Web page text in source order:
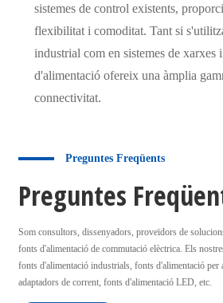
sistemes de control existents,
flexibilitat i comoditat. Tant si
industrial com en sistemes de xarxes
d'alimentació ofereix una àmplia
connectivitat.
Preguntes Freqüents
Preguntes
Som consultors, dissenyadors, proveïdors de
fonts d'alimentació de commutació elèctrica. Els
fonts d'alimentació industrials, fonts d'alimentació per
adaptadors de corrent, fonts d'alimentació LED, etc.